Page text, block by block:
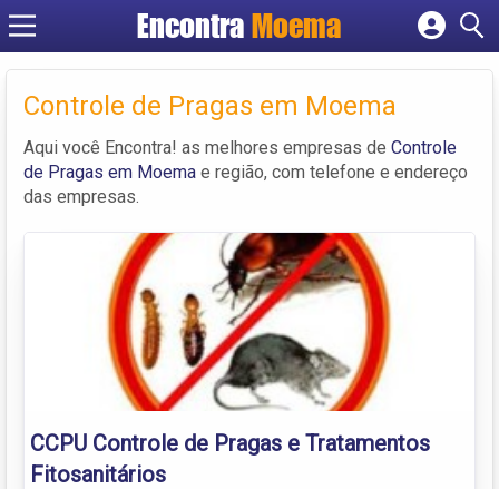
Encontra Moema
Criar conta
Controle de Pragas em Moema
Aqui você Encontra! as melhores empresas de Controle
de Pragas em Moema e região, com telefone e endereço
das empresas.
CCPU Controle de Pragas e Tratamentos
Fitosanitários